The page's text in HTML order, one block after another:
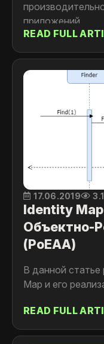
приложений
READ FULL
17.06.2019
Identity
Объектно-
(PoEAA)
В данной статье
Map и его
READ FULL